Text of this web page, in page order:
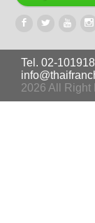
Tel. 02-
2026 All Right